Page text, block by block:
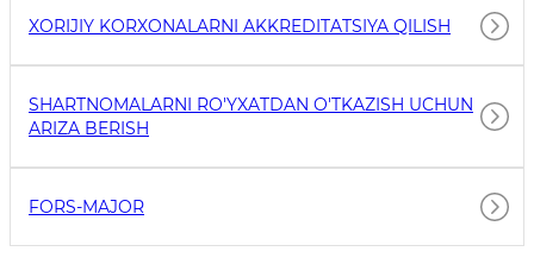
XORIJIY KORXONALARNI AKKREDITATSIYA QILISH
SHARTNOMALARNI RO'YXATDAN O'TKAZISH UCHUN
ARIZA BERISH
FORS-MAJOR